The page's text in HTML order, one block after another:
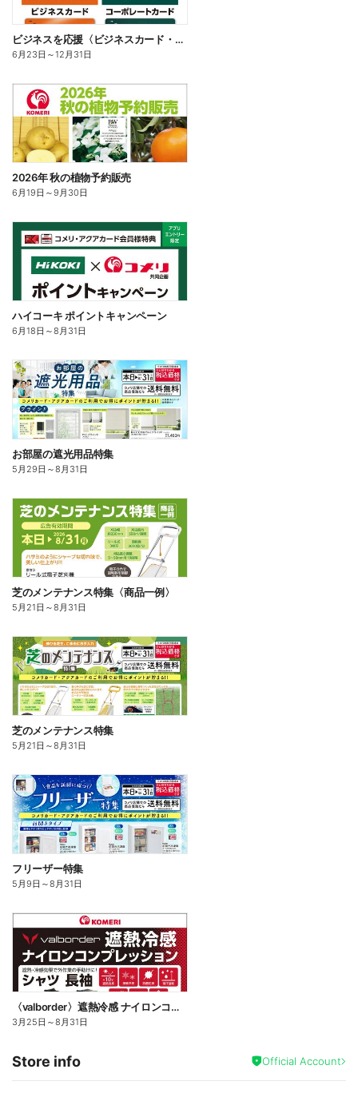
ビジネスを応援〈ビジネスカード・コーポレートカード〉
6月23日 ～12月31日
2026年 秋の植物予約販売
6月19日 ～9月30日
ハイコーキ ポイントキャンペーン
6月18日 ～8月31日
お部屋の遮光用品特集
5月29日 ～8月31日
芝のメンテナンス特集〈商品一例〉
5月21日 ～8月31日
芝のメンテナンス特集
5月21日 ～8月31日
フリーザー特集
5月9日 ～8月31日
〈valborder〉遮熱冷感 ナイロンコンプレッション
3月25日 ～8月31日
Store info Official Account